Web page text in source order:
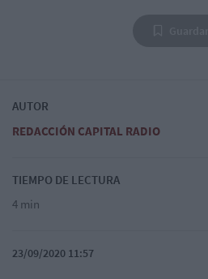
AUTOR
REDACCIÓN CAPITAL RADIO
TIEMPO DE LECTURA
4 min
23/09/2020 11:57